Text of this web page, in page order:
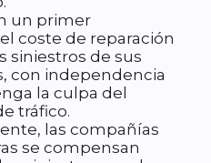
un primer
coste de reparación
siniestros de sus
con independencia
la culpa del
tráfico.
las compañías
se compensan